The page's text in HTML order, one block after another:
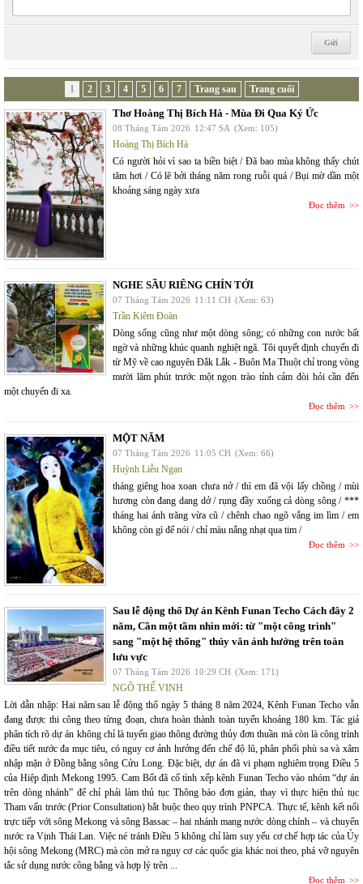
1 2 3 4 5 6 7 Trang sau Trang cuối
Thơ Hoàng Thị Bích Hà - Mùa Đi Qua Ký Ức
08 Tháng Tám 2026 12:47 SA (Xem: 105)
Hoàng Thị Bích Hà
Có người hỏi vì sao ta biền biệt / Đã bao mùa không thấy chút
tăm hơi / Có lẽ bởi tháng năm rong ruỗi quá / Bụi mờ dần một
khoảng sáng ngày xưa
Đọc thêm
NGHE SẦU RIÊNG CHÍN TỚI
07 Tháng Tám 2026 11:11 CH (Xem: 63)
Trần Kiêm Đoàn
Dòng sống cũng như một dòng sông; có những con nước bất
ngờ và những khúc quanh nghiệt ngã. Tôi quyết định chuyến đi
từ Mỹ về cao nguyên Đắk Lắk - Buôn Ma Thuột chỉ trong vòng
mười lăm phút trước một ngọn trào tỉnh cảm đòi hỏi cần đến
một chuyến đi xa.
Đọc thêm
MỘT NĂM
07 Tháng Tám 2026 11:05 CH (Xem: 66)
Huỳnh Liễu Ngạn
tháng giêng hoa xoan chưa nở / thì em đã vội lấy chồng / mùi
hương còn đang dang dở / rụng đầy xuống cả dòng sông / ***
tháng hai ánh trăng vừa cũ / chênh chao ngõ vắng im lìm / em
không còn gì để nói / chỉ màu nắng nhạt qua tim /
Đọc thêm
Sau lễ động thổ Dự án Kênh Funan Techo Cách đây 2
năm, Cần một tầm nhìn mới: từ "một công trình"
sang "một hệ thống" thủy văn ảnh hưởng trên toàn
lưu vực
07 Tháng Tám 2026 10:29 CH (Xem: 171)
NGÔ THẾ VINH
Lời dẫn nhập: Hai năm sau lễ động thổ ngày 5 tháng 8 năm 2024, Kênh Funan Techo vẫn
đang được thi công theo từng đoạn, chưa hoàn thành toàn tuyến khoảng 180 km. Tác giả
phân tích rõ dự án không chỉ là tuyến giao thông đường thủy đơn thuần mà còn là công trình
điều tiết nước đa mục tiêu, có nguy cơ ảnh hưởng đến chế độ lũ, phân phối phù sa và xâm
nhập mặn ở Đồng bằng sông Cửu Long. Đặc biệt, dự án đã vi phạm nghiêm trọng Điều 5
của Hiệp định Mekong 1995. Cam Bốt đã cố tình xếp kênh Funan Techo vào nhóm “dự án
trên dòng nhánh” để chỉ phải làm thủ tục Thông báo đơn giản, thay vì thực hiện thủ tục
Tham vấn trước (Prior Consultation) bắt buộc theo quy trình PNPCA. Thực tế, kênh kết nối
trực tiếp với sông Mekong và sông Bassac – hai nhánh mang nước dòng chính – và chuyển
nước ra Vịnh Thái Lan. Việc né tránh Điều 5 không chỉ làm suy yếu cơ chế hợp tác của Ủy
hội sông Mekong (MRC) mà còn mở ra nguy cơ các quốc gia khác noi theo, phá vỡ nguyên
tắc sử dụng nước công bằng và hợp lý trên ...
Đọc thêm